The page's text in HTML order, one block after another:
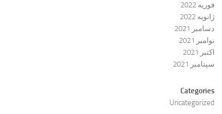
فوریه 2022
ژانویه 2022
دسامبر 2021
نوامبر 2021
اکتبر 2021
سپتامبر 2021
Categories
Uncategorized